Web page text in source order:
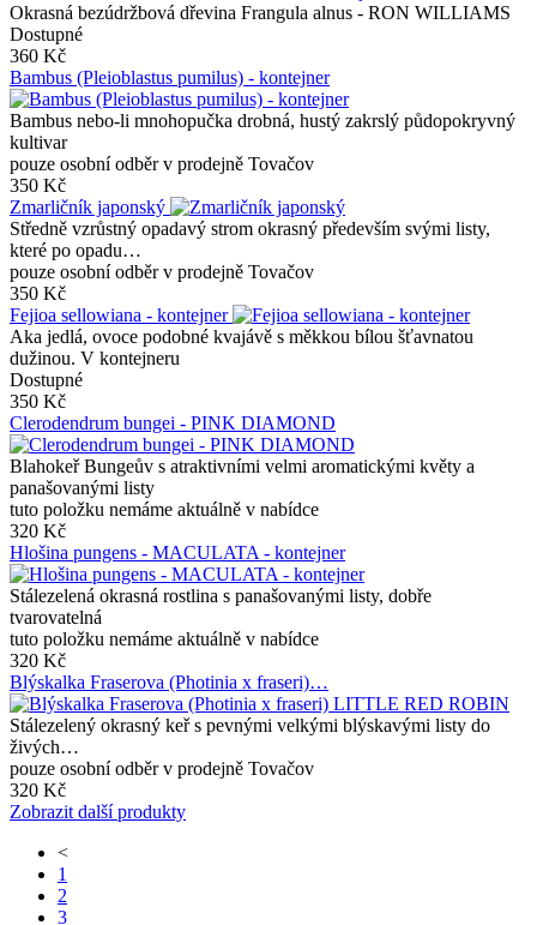
Okrasná bezúdržbová dřevina Frangula alnus - RON WILLIAMS
Dostupné
360 Kč
Bambus (Pleioblastus pumilus) - kontejner
Bambus nebo-li mnohopučka drobná, hustý zakrslý půdopokryvný
kultivar
pouze osobní odběr v prodejně Tovačov
350 Kč
Zmarličník japonský
Středně vzrůstný opadavý strom okrasný především svými listy,
které po opadu…
pouze osobní odběr v prodejně Tovačov
350 Kč
Fejioa sellowiana - kontejner
Aka jedlá, ovoce podobné kvajávě s měkkou bílou šťavnatou
dužinou. V kontejneru
Dostupné
350 Kč
Clerodendrum bungei - PINK DIAMOND
Blahokeř Bungeův s atraktivními velmi aromatickými květy a
panašovanými listy
tuto položku nemáme aktuálně v nabídce
320 Kč
Hlošina pungens - MACULATA - kontejner
Stálezelená okrasná rostlina s panašovanými listy, dobře
tvarovatelná
tuto položku nemáme aktuálně v nabídce
320 Kč
Blýskalka Fraserova (Photinia x fraseri)…
Stálezelený okrasný keř s pevnými velkými blýskavými listy do
živých…
pouze osobní odběr v prodejně Tovačov
320 Kč
Zobrazit další produkty
<
1
2
3